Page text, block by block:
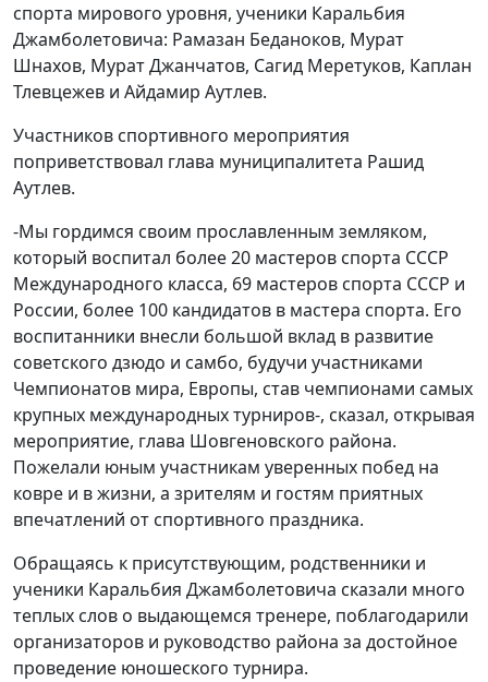
спорта мирового уровня, ученики Каральбия
Джамболетовича: Рамазан Беданоков, Мурат
Шнахов, Мурат Джанчатов, Сагид Меретуков, Каплан
Тлевцежев и Айдамир Аутлев.
Участников спортивного мероприятия
поприветствовал глава муниципалитета Рашид
Аутлев.
-Мы гордимся своим прославленным земляком,
который воспитал более 20 мастеров спорта СССР
Международного класса, 69 мастеров спорта СССР и
России, более 100 кандидатов в мастера спорта. Его
воспитанники внесли большой вклад в развитие
советского дзюдо и самбо, будучи участниками
Чемпионатов мира, Европы, став чемпионами самых
крупных международных турниров-, сказал, открывая
мероприятие, глава Шовгеновского района.
Пожелали юным участникам уверенных побед на
ковре и в жизни, а зрителям и гостям приятных
впечатлений от спортивного праздника.
Обращаясь к присутствующим, родственники и
ученики Каральбия Джамболетовича сказали много
теплых слов о выдающемся тренере, поблагодарили
организаторов и руководство района за достойное
проведение юношеского турнира.